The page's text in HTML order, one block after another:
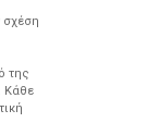
της
Κάθε